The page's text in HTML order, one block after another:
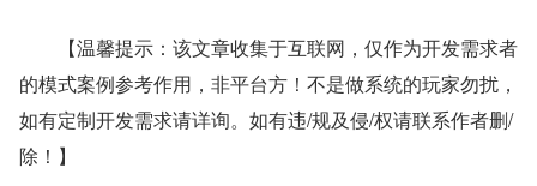
【温馨提示：该文章收集于互联网，仅作为开发需求者
的模式案例参考作用，非平台方！不是做系统的玩家勿扰，
如有定制开发需求请详询。如有违/规及侵/权请联系作者删/
除！】